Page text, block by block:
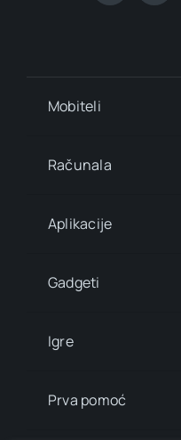
Mobiteli
Računala
Aplikacije
Gadgeti
Igre
Prva pomoć